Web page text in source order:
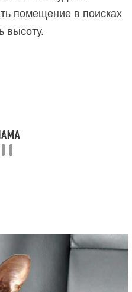
помещение в поисках
высоту.